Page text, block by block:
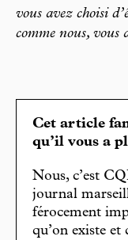
vous avez choisi
comme nous, vous
Cet article
qu’il vous a
Nous, c’est
journal
férocement
qu’on existe et